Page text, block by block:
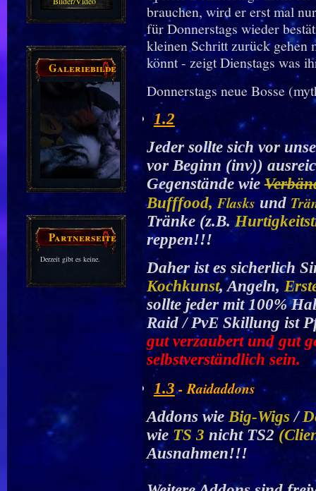
Galeriebilder
Partnerseiten
Derzeit gibt es keine.
brauchen, wird er erst mal
für Donnerstags wieder
kleinen Schritt zurück gehen
könnt - zeigt Dienstags was
Donnerstags neue Bosse
1.2
Jeder sollte sich vor
vor Beginn (inv))
Gegenstände wie
Bufffood, Flasks und
Tränke (z.B.
reppen!!!
Daher ist es sicherlich
Kochkunst, Angeln,
sollte jeder mit 100%
Raid / PvE Skillung ist
gut verzaubert und gut
selbstverständlich sein.
1.3- Raidaddons
Addons wie Big-Wigs/
wie TS 3 nicht TS2
Ausnahmen!!!